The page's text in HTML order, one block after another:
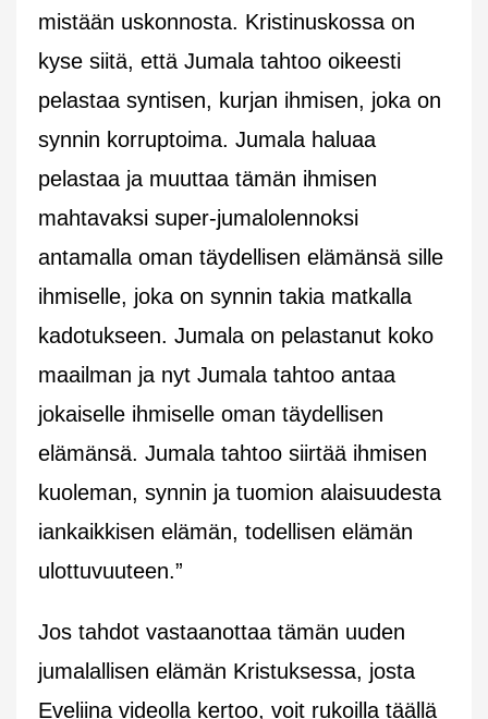
mistään uskonnosta. Kristinuskossa on
kyse siitä, että Jumala tahtoo oikeesti
pelastaa syntisen, kurjan ihmisen, joka on
synnin korruptoima. Jumala haluaa
pelastaa ja muuttaa tämän ihmisen
mahtavaksi super-jumalolennoksi
antamalla oman täydellisen elämänsä sille
ihmiselle, joka on synnin takia matkalla
kadotukseen. Jumala on pelastanut koko
maailman ja nyt Jumala tahtoo antaa
jokaiselle ihmiselle oman täydellisen
elämänsä. Jumala tahtoo siirtää ihmisen
kuoleman, synnin ja tuomion alaisuudesta
iankaikkisen elämän, todellisen elämän
ulottuvuuteen.”
Jos tahdot vastaanottaa tämän uuden
jumalallisen elämän Kristuksessa, josta
Eveliina videolla kertoo, voit rukoilla täällä